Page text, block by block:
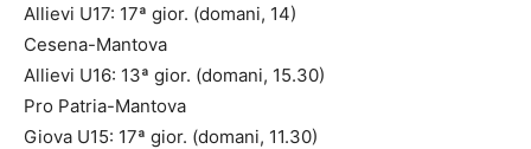
Allievi U17: 17ª gior. (domani, 14)
Cesena-Mantova
Allievi U16: 13ª gior. (domani, 15.30)
Pro Patria-Mantova
Giova U15: 17ª gior. (domani, 11.30)